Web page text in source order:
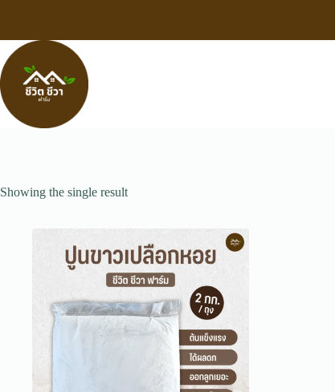
Showing the single result